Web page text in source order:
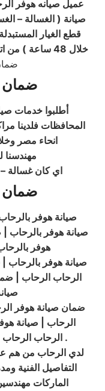
عميل صيانه هوفر
صيانة ( الغسالة –
قطع الغيار
خلال 48 ساعة ) من اتصالك بضمان بلاغات ضمان هوفر الرحاب
ضمان
أطلبوا خدمات
المحافظات فلدينا
انحاء مصر
مهندسنا
اي كان غسالة
ضمان
صيانة هوفر
صيانة هوفر بالرحاب
هوفر
صيانة هوفربالرحاب
الرحاب الرحاب |
ضمان صيانة هوفر
الرحاب | صيانة
الرحاب .
لدي الرحاب من هم
التفاصيل الفنية
الماركات